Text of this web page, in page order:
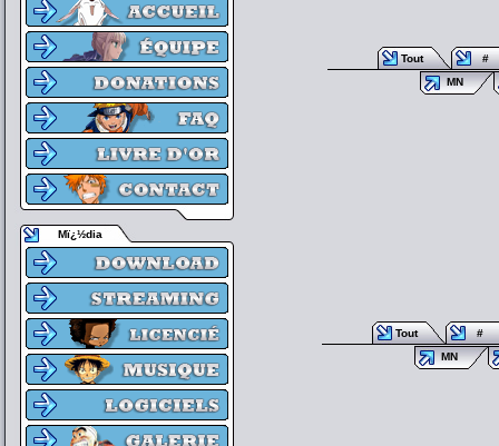
Mï¿½dia
Tout
#
MN
Tout
#
MN